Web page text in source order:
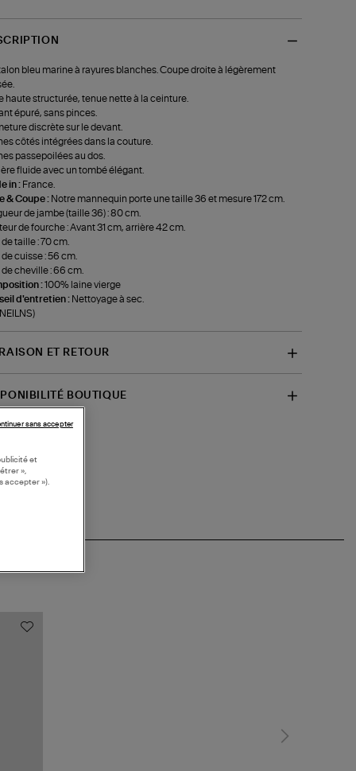
bleu marine à rayures blanches. Coupe droite à légèrement
haute structurée, tenue nette à la ceinture.
épuré, sans pinces.
discrète sur le devant.
côtés intégrées dans la couture.
passepoilées au dos.
fluide avec un tombé élégant.
in : France.
& Coupe : Notre mannequin porte une taille 36 et mesure 172 cm.
de jambe (taille 36) : 80 cm.
de fourche : Avant 31 cm, arrière 42 cm.
de taille : 70 cm.
de cuisse : 56 cm.
de cheville : 66 cm.
:100% laine vierge
d'entretien : Nettoyage à sec.
ET RETOUR
BOUTIQUE
et
»,
accepter »).
sans accepter